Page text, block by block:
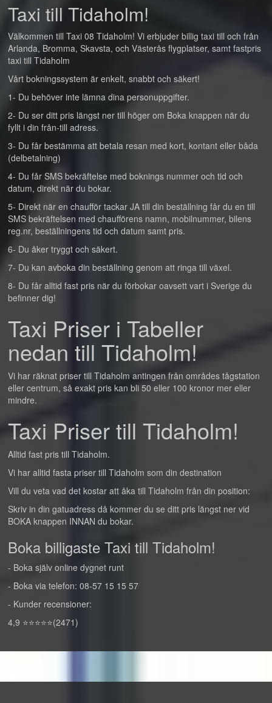
Taxi till Tidaholm!
Välkommen till Taxi 08 Tidaholm! Vi erbjuder billig taxi till och från
Arlanda, Bromma, Skavsta, och Västerås flygplatser, samt fastpris
taxi till Tidaholm
Vårt bokningssystem är enkelt, snabbt och säkert!
1- Du behöver inte lämna dina personuppgifter.
2- Du ser ditt pris längst ner till höger om Boka knappen när du
fyllt i din från-till adress.
3- Du får bestämma att betala resan med kort, kontant eller båda
(delbetalning)
4- Du får SMS bekräftelse med boknings nummer och tid och
datum, direkt när du bokar.
5- Direkt när en chaufför tackar JA till din beställning får du en till
SMS bekräftelsen med chaufförens namn, mobilnummer, bilens
reg.nr, beställningens tid och datum samt pris.
6- Du åker tryggt och säkert.
7- Du kan avboka din beställning genom att ringa till växel.
8- Du får alltid fast pris när du förbokar oavsett vart i Sverige du
befinner dig!
Taxi Priser i Tabeller
nedan till Tidaholm!
Vi har räknat priser till Tidaholm antingen från områdes tågstation
eller centrum, så exakt pris kan bli 50 eller 100 kronor mer eller
mindre.
Taxi Priser till Tidaholm!
Alltid fast pris till Tidaholm.
Vi har alltid fasta priser till Tidaholm som din destination
Vill du veta vad det kostar att åka till Tidaholm från din position:
Skriv in din gatuadress då kommer du se ditt pris längst ner vid
BOKA knappen INNAN du bokar.
Boka billigaste Taxi till Tidaholm!
- Boka själv online dygnet runt
- Boka via telefon: 08-57 15 15 57
- Kunder recensioner:
4,9 ⭐⭐⭐⭐⭐(2471)